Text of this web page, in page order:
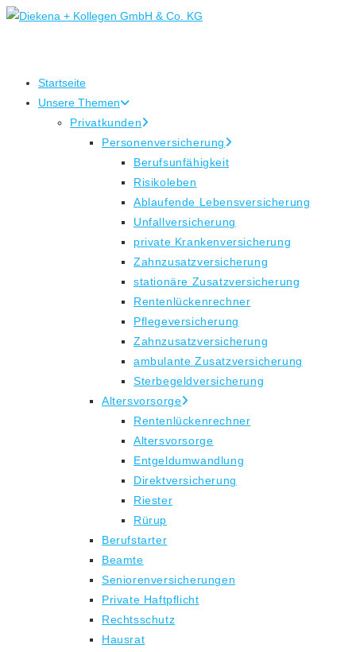
Zum
Startseite
Unsere Themen
Privatkunden
Personenversicherung
Berufsunfähigkeit
Risikoleben
Ablaufende Lebensversicherung
Unfallversicherung
private Krankenversicherung
Zahnzusatzversicherung
stationäre Zusatzversicherung
Rentenlückenrechner
Pflegeversicherung
Zahnzusatzversicherung
ambulante Zusatzversicherung
Sterbegeldversicherung
Altersvorsorge
Rentenlückenrechner
Altersvorsorge
Entgeldumwandlung
Direktversicherung
Riester
Rürup
Berufstarter
Beamte
Seniorenversicherungen
Private Haftpflicht
Rechtsschutz
Hausrat